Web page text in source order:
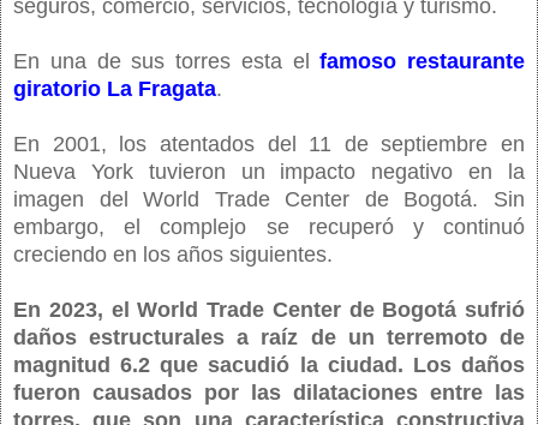
seguros, comercio, servicios, tecnología y turismo.
En una de sus torres esta elfamoso restaurante
giratorio La Fragata.
En 2001, los atentados del 11 de septiembre en
Nueva York tuvieron un impacto negativo en la
imagen del World Trade Center de Bogotá. Sin
embargo, el complejo se recuperó y continuó
creciendo en los años siguientes.
En 2023, el World Trade Center de Bogotá sufrió
daños estructurales a raíz de un terremoto de
magnitud 6.2 que sacudió la ciudad. Los daños
fueron causados por las dilataciones entre las
torres, que son una característica constructiva